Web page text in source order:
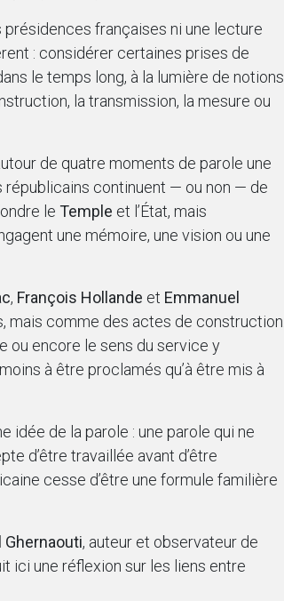
présidences françaises ni une lecture
: considérer certaines prises de
le temps long, à la lumière de notions
la transmission, la mesure ou
de quatre moments de parole une
républicains continuent — ou non — de
le Temple et l’État, mais
une mémoire, une vision ou une
, François Hollande et Emmanuel
comme des actes de construction.
ou encore le sens du service y
à être proclamés qu’à être mis à
idée de la parole : une parole qui ne
d’être travaillée avant d’être
cesse d’être une formule familière
Ghernaouti, auteur et observateur de
ici une réflexion sur les liens entre